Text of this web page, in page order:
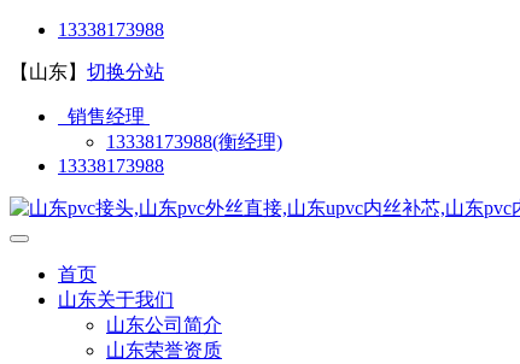
13338173988
【山东】 切换分站
销售经理
13338173988(衡经理)
13338173988
首页
山东关于我们
山东公司简介
山东荣誉资质